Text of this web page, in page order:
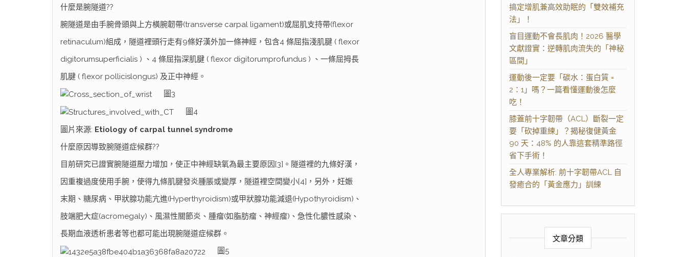
什麼是腕隧道??
腕隧道是由手腕骨頭與上方橫腕韌帶(transverse carpal ligament)或屈肌支持帶(flexor
retinaculum)組成，隧道裡頭行走有9條好漢外加一條神經，包含4 條屈指淺肌腱 ( flexor
digitorumsuperficialis ) 、4 條屈指深肌腱 ( flexor digitorumprofundus ) 、一條屈拇長
肌腱 ( flexor pollicislongus) 及正中神經。
圖3
圖4
圖片來源: Etiology of carpal tunnel syndrome
什麼原因導致腕隧道症候群??
目前研究已證實腕隧道壓力增加，使正中神經缺氧為最主要原因[3]。隧道裡的九條好漢，
因重複過度使用手腕，使得九條肌腱發炎腫脹或變厚，隧道裡空間變小[4]，另外，妊娠
末期、糖尿病、甲狀腺功能亢進(Hyperthyroidism)或甲狀腺功能減退(Hypothyroidism)、
肢端肥大症(acromegaly)、風濕性關節炎、腫瘤(如脂肪瘤、神經瘤)、急性化膿性感染、
長期血液透析患者等也都可能出現腕隧道症候群。
圖5
搞定增肌兼高效助眠的「雙效補充
法」！
盲目運動不會長肌肉！2026 醫學
文獻證實：逆轉肌肉流失的「神秘
區間」
運動後一定要「碳水：蛋白質 =
2：1」嗎？一篇看懂運動後怎麼
吃！
膝蓋前十字韌帶（ACL）斷裂一定
要「砍掉重練」？揭秘復健黃金
90 天：48% 的人靠這套精準路徑
省下手術！
全人專業解析: 前十字韌帶ACL 自
發癒合的「黃金應力」訓練
文章分類